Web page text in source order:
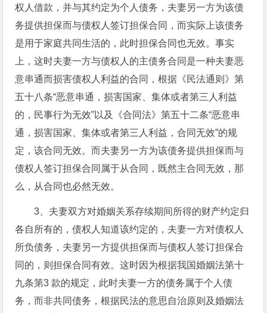
权人借款，并与其约定为个人债务，夫妻另一方为该债
务提供担保而与债权人签订担保合同，而实际上该债务
是用于家庭共同生活的，此时担保合同也无效。事实
上，这时夫妻一方与债权人的主债务合同是一种夫妻恶
意串通而损害债权人利益的合同，根据《民法通则》第
五十八条“恶意串通，损害国家、集体或者第三人利益
的，民事行为无效”以及《合同法》第五十二条“恶意串
通，损害国家、集体或者第三人利益，合同无效”的规
定，该合同无效。而夫妻另一方为该债务提供担保而与
债权人签订担保合同属于从合同，既然主合同无效，那
么，从合同也必然无效。
3、夫妻双方对婚姻关系存续期间所得的财产约定归
各自所有的，债权人知道该约定的，夫妻一方对债权人
所负债务，夫妻另一方提供担保而与债权人签订担保合
同的，则担保合同有效。这时因为根据我国婚姻法第十
九条第3 款的规定，此时夫妻一方的债务属于个人债
务，而非共同债务，根据民法的意思自治原则及婚姻法